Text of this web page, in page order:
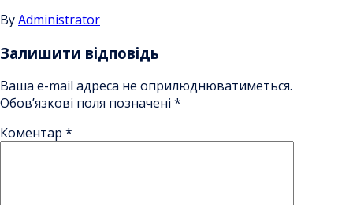
ByAdministrator
Залишити відповідь
Ваша e-mail адреса не оприлюднюватиметься.
Обов’язкові поля позначені *
Коментар *